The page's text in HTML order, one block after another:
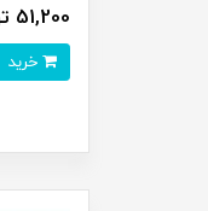
51,200 تومان